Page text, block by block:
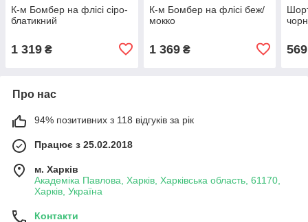
К-м Бомбер на флісі сіро-
блатикний
1 319 ₴
К-м Бомбер на флісі беж/
мокко
1 369₴ 569
Про нас
94% позитивних з 118 відгуків за рік
Працює з 25.02.2018
м. Харків
Академіка Павлова, Харків, Харківська область, 61170,
Харків, Україна
Контакти